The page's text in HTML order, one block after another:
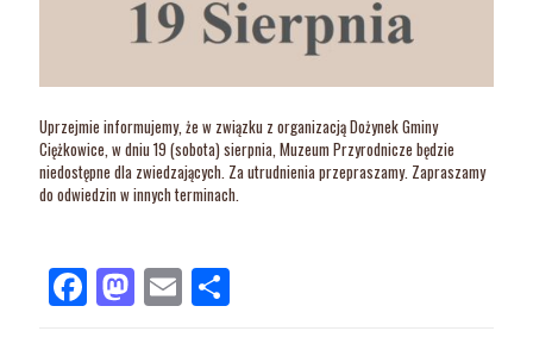
Uprzejmie informujemy, że w związku z organizacją Dożynek Gminy
Ciężkowice, w dniu 19 (sobota) sierpnia, Muzeum Przyrodnicze będzie
niedostępne dla zwiedzających. Za utrudnienia przepraszamy. Zapraszamy
do odwiedzin w innych terminach.
Facebook
Mastodon
EmailShare